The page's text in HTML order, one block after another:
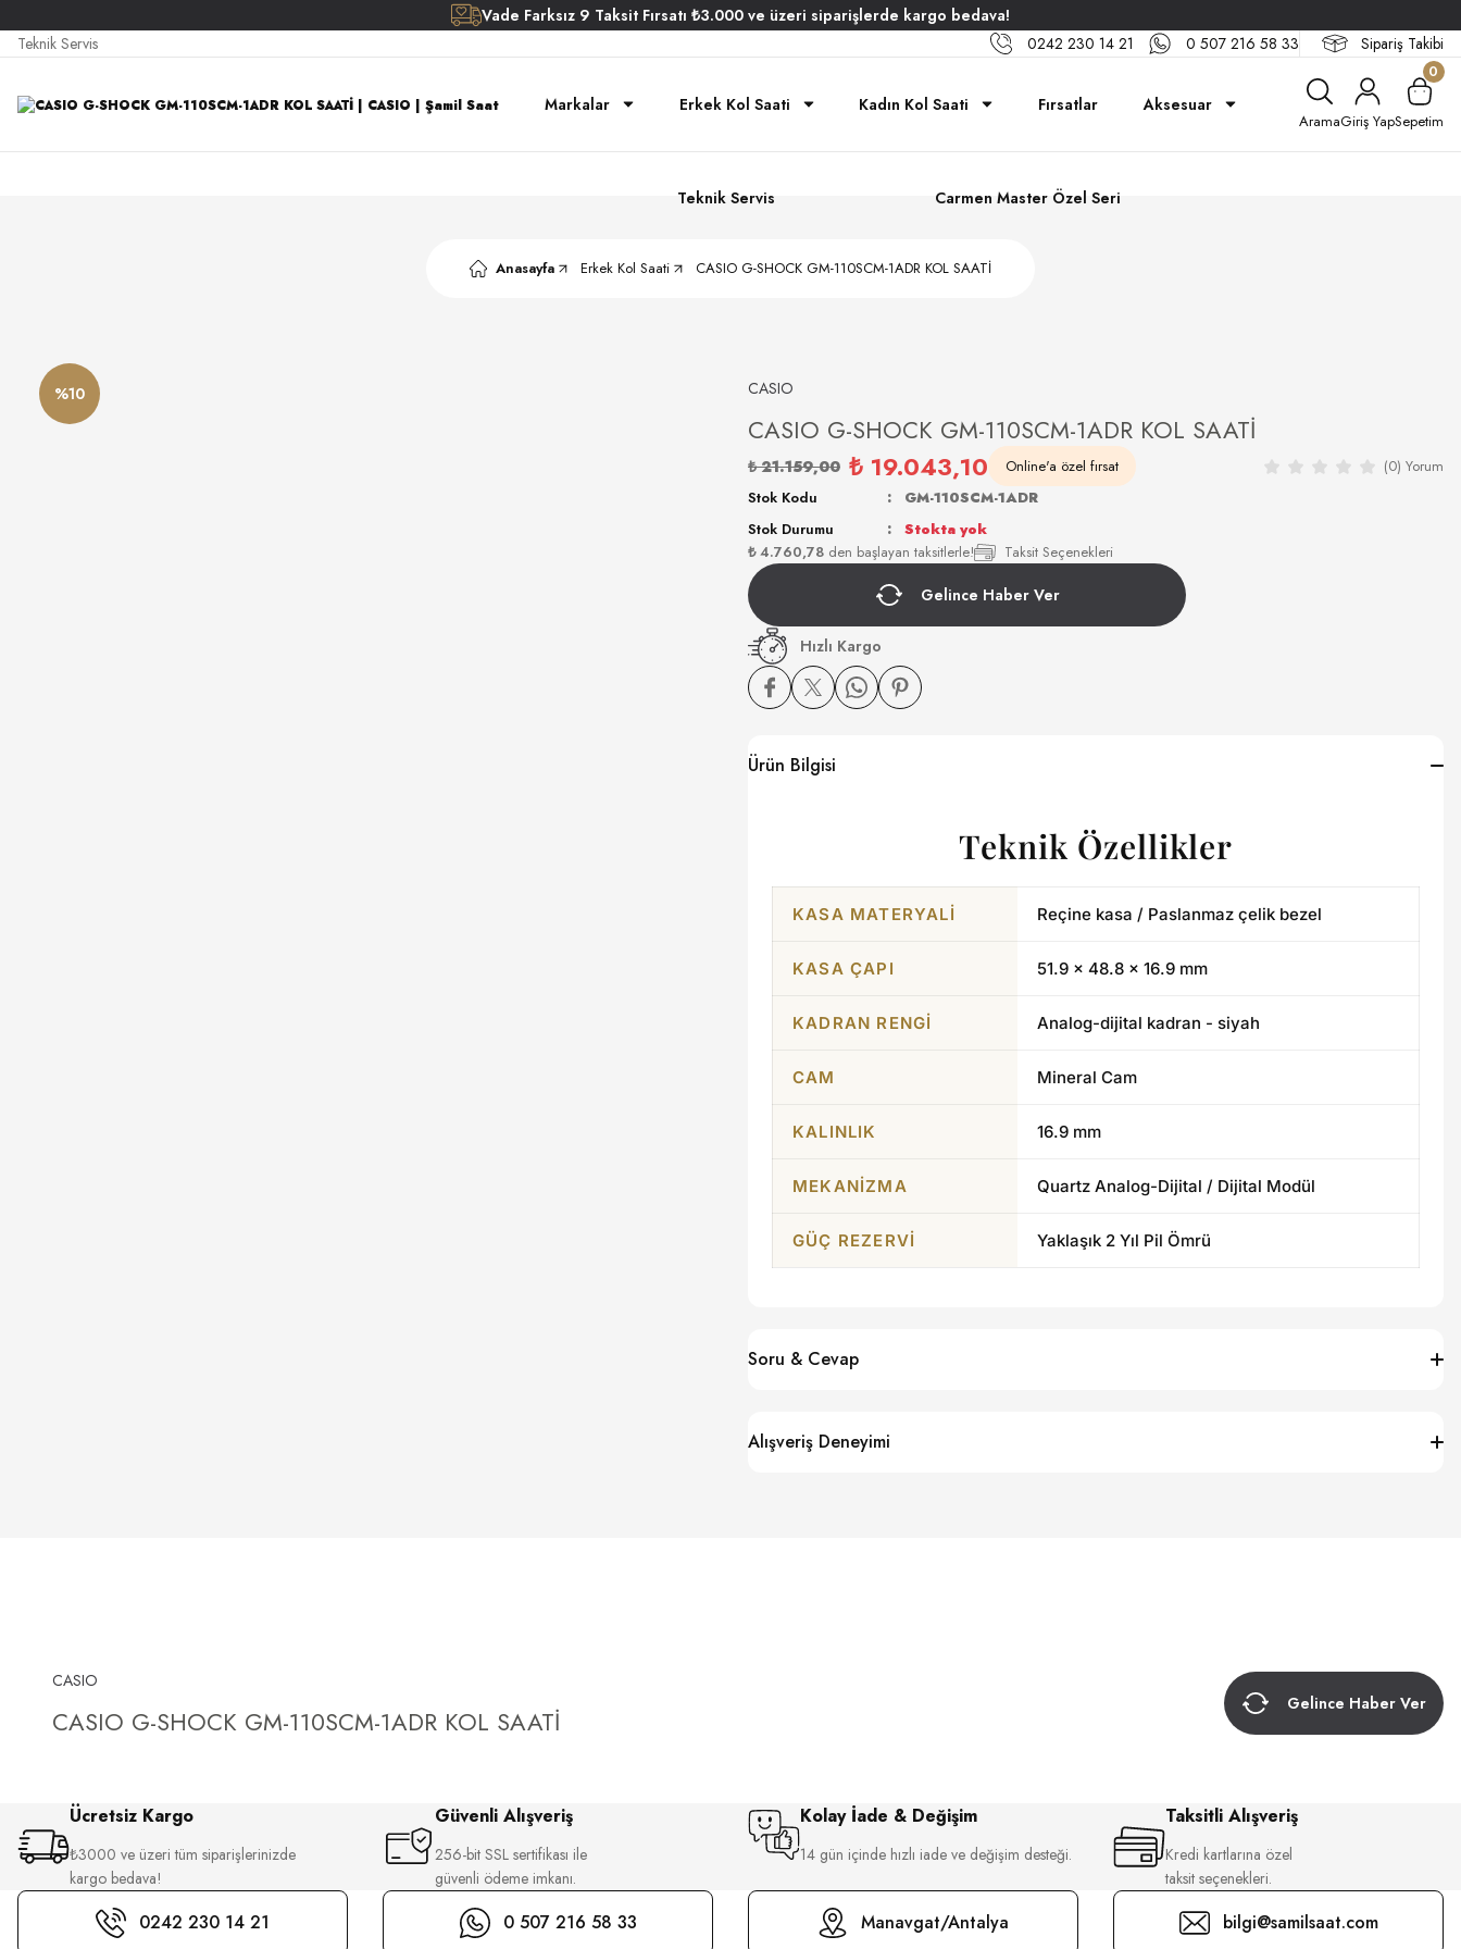
Vade Farksız 9 Taksit Fırsatı ₺3.000 ve üzeri siparişlerde kargo bedava!
Teknik Servis
0242 230 14 21 0 507 216 58 33 Sipariş Takibi
Markalar Erkek Kol Saati Kadın Kol Saati Fırsatlar Aksesuar
Teknik Servis Carmen Master Özel Seri
AramaGiriş Yap
0
Sepetim
Anasayfa Erkek Kol Saati CASIO G-SHOCK GM-110SCM-1ADR KOL SAATİ
%10 CASIO
CASIO G-SHOCK GM-110SCM-1ADR KOL SAATİ
₺ 21.159,00 ₺ 19.043,10 Online'a özel fırsat (0) Yorum
₺ 4.760,78 den başlayan taksitlerle! Taksit Seçenekleri
Stok Kodu
GM-110SCM-1ADR
Stok Durumu
Stokta yok
Gelince Haber Ver
Hızlı Kargo
Ürün Bilgisi
Teknik Özellikler
KASA MATERYALI Reçine kasa / Paslanmaz çelik bezel
KASA ÇAPI 51.9 × 48.8 × 16.9 mm
KADRAN RENGI Analog-dijital kadran - siyah
CAM Mineral Cam
KALINLIK 16.9 mm
MEKANIZMA Quartz Analog-Dijital / Dijital Modül
GÜÇ REZERVI Yaklaşık 2 Yıl Pil Ömrü
Soru & Cevap
Alışveriş Deneyimi
CASIO
CASIO G-SHOCK GM-110SCM-1ADR KOL SAATİ
Gelince Haber Ver
Ücretsiz Kargo
₺3000 ve üzeri tüm siparişlerinizde
kargo bedava!
Güvenli Alışveriş
256-bit SSL sertifikası ile
güvenli ödeme imkanı.
Kolay İade & Değişim
14 gün içinde hızlı iade ve değişim desteği.
Taksitli Alışveriş
Kredi kartlarına özel
taksit seçenekleri.
0242 230 14 21 0 507 216 58 33 Manavgat/Antalya bilgi@samilsaat.com